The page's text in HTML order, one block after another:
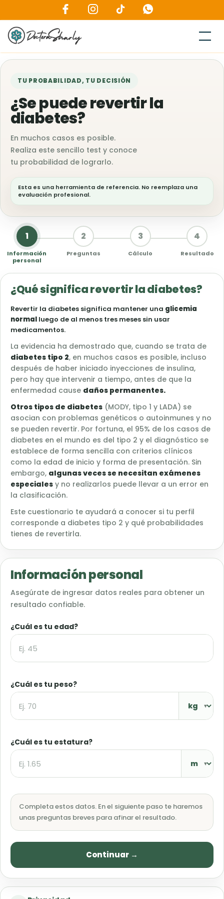
TU PROBABILIDAD, TU DECISIÓN
¿Se puede revertir la
diabetes?
En muchos casos es posible.
Realiza este sencillo test y conoce
tu probabilidad de lograrlo.
Esta es una herramienta de referencia. No reemplaza una
evaluación profesional.
1
Información
personal
2
Preguntas
3
Cálculo
4
Resultado
¿Qué significa revertir la diabetes?
Revertir la diabetes significa mantener una glicemia
normal luego de al menos tres meses sin usar
medicamentos.
La evidencia ha demostrado que, cuando se trata de
diabetes tipo 2, en muchos casos es posible, incluso
después de haber iniciado inyecciones de insulina,
pero hay que intervenir a tiempo, antes de que la
enfermedad cause daños permanentes.
Otros tipos de diabetes (MODY, tipo 1 y LADA) se
asocian con problemas genéticos o autoinmunes y no
se pueden revertir. Por fortuna, el 95% de los casos de
diabetes en el mundo es del tipo 2 y el diagnóstico se
establece de forma sencilla con criterios clínicos
como la edad de inicio y forma de presentación. Sin
embargo, algunas veces se necesitan exámenes
especiales y no realizarlos puede llevar a un error en
la clasificación.
Este cuestionario te ayudará a conocer si tu perfil
corresponde a diabetes tipo 2 y qué probabilidades
tienes de revertirla.
Información personal
Asegúrate de ingresar datos reales para obtener un
resultado confiable.
¿Cuál es tu edad?
¿Cuál es tu peso?
¿Cuál es tu estatura?
Completa estos datos. En el siguiente paso te haremos
unas preguntas breves para afinar el resultado.
Continuar →